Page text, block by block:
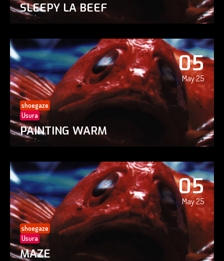
SLEEPY LA BEEF
05
May 25
shoegaze
Usura
PAINTING WARM
05
May 25
shoegaze
Usura
MAZE